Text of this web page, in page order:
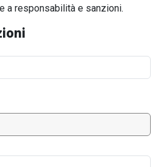
a responsabilità e sanzioni.